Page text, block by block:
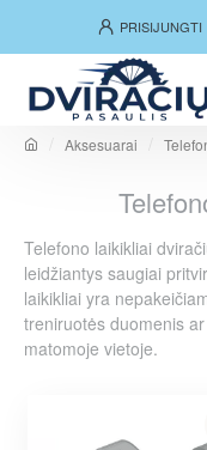
PRISIJUNGTI
Aksesuarai
Telefono laikikliai
leidžiantys saugiai
laikikliai yra
treniruotės duomenis
matomoje vietoje.